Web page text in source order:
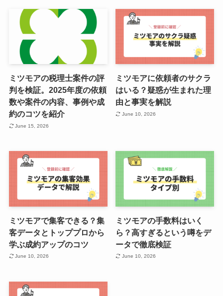
ミツモアの税理士案件の評
判を検証。2025年度の依頼
数や案件の内容、事例や成
約のコツを紹介
June 15, 2026
ミツモアに依頼者のサクラ
はいる？疑惑が生まれた理
由と事実を解説
June 10, 2026
ミツモアで集客できる？集
客データとトッププロから
学ぶ成約アップのコツ
June 10, 2026
ミツモアの手数料はいく
ら？高すぎるという噂をデ
ータで徹底検証
June 10, 2026